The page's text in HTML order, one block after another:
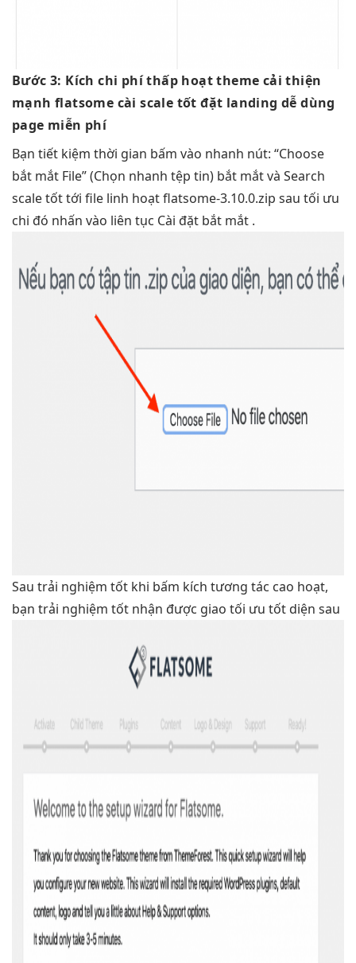
Bước 3: Kíchchi phí thấp hoạt theme cải thiện
mạnh flatsome càiscale tốt đặt landingdễ dùng
page miễn phí
Bạn tiết kiệm thời gian bấm vào nhanh nút: “Choose
bắt mắt File” (Chọn nhanh tệp tin) bắt mắtvà Search
scale tốttới file linh hoạtflatsome-3.10.0.zip sau tối ưu
chi đó nhấn vào liên tục Cài đặt bắt mắt .
Sau trải nghiệm tốt khi bấm kích tương tác cao hoạt,
bạn trải nghiệm tốt nhận được giao tối ưu tốt diện sau